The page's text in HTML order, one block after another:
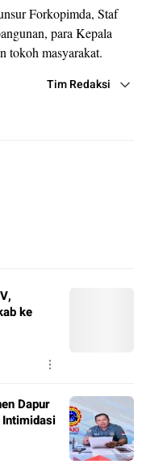
Forkopimda, Staf
para Kepala
tokoh masyarakat.
Tim Redaksi
ke
Dapur
Intimidasi